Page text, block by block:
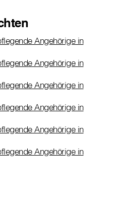
Angehörige in
Angehörige in
Angehörige in
Angehörige in
Angehörige in
Angehörige in